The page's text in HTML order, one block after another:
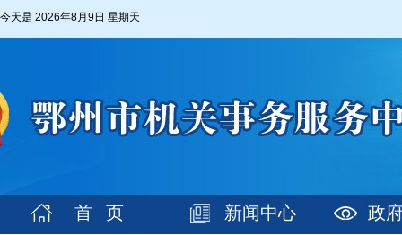
今天是 2026年8月9日 星期天
首 页 新闻中心 政